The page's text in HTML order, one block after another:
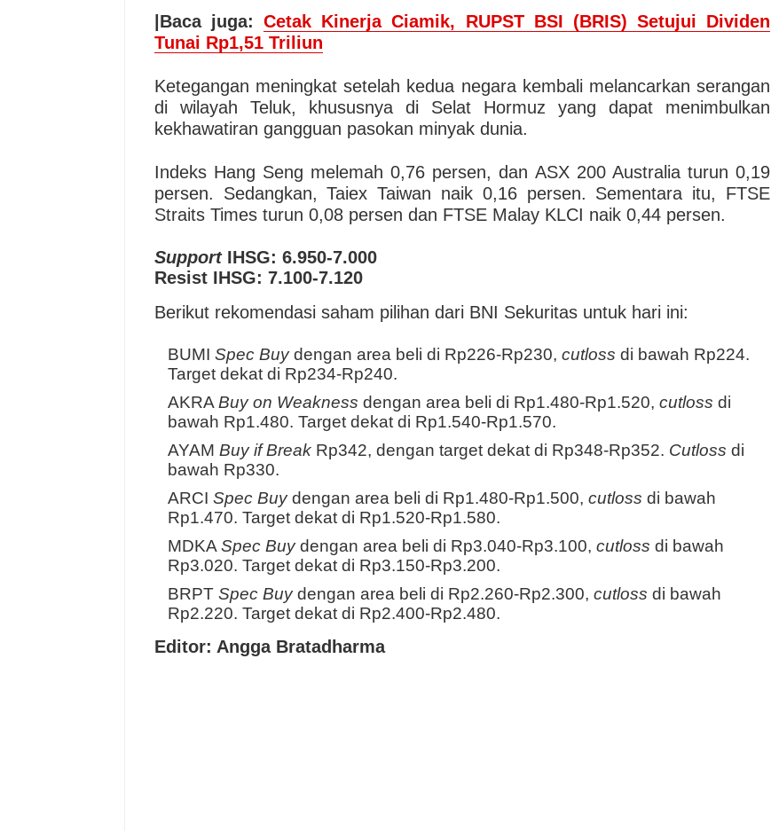
|Baca juga:Cetak Kinerja Ciamik, RUPST BSI (BRIS) Setujui Dividen
Tunai Rp1,51 Triliun
Ketegangan meningkat setelah kedua negara kembali melancarkan serangan
di wilayah Teluk, khususnya di Selat Hormuz yang dapat menimbulkan
kekhawatiran gangguan pasokan minyak dunia.
Indeks Hang Seng melemah 0,76 persen, dan ASX 200 Australia turun 0,19
persen. Sedangkan, Taiex Taiwan naik 0,16 persen. Sementara itu, FTSE
Straits Times turun 0,08 persen dan FTSE Malay KLCI naik 0,44 persen.
SupportIHSG: 6.950-7.000
Resist IHSG: 7.100-7.120
Berikut rekomendasi saham pilihan dari BNI Sekuritas untuk hari ini:
BUMI Spec Buydengan area beli di Rp226-Rp230, cutloss di bawah Rp224.
Target dekat di Rp234-Rp240.
AKRA Buy on Weakness dengan area beli di Rp1.480-Rp1.520, cutloss di
bawah Rp1.480. Target dekat di Rp1.540-Rp1.570.
AYAM Buy if BreakRp342, dengan target dekat di Rp348-Rp352. Cutloss di
bawah Rp330.
ARCI Spec Buydengan area beli di Rp1.480-Rp1.500, cutloss di bawah
Rp1.470. Target dekat di Rp1.520-Rp1.580.
MDKA Spec Buydengan area beli di Rp3.040-Rp3.100, cutloss di bawah
Rp3.020. Target dekat di Rp3.150-Rp3.200.
BRPT Spec Buydengan area beli di Rp2.260-Rp2.300, cutloss di bawah
Rp2.220. Target dekat di Rp2.400-Rp2.480.
Editor: Angga Bratadharma